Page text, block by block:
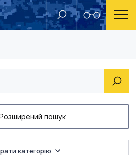
Рішення Новокаховської міської ради 2013 рік Про внесення змін
Розширений пошук
категорію